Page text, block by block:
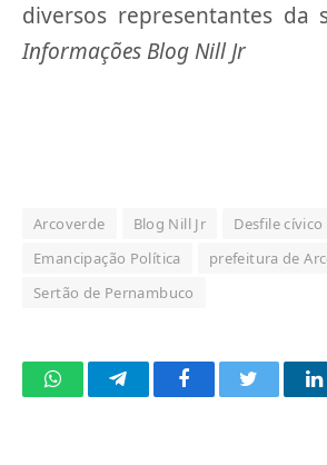
diversos representantes da
Informações Blog Nill Jr
Arcoverde Blog Nill Jr Desfile cívico
Emancipação Política
prefeitura de
Sertão de Pernambuco
WhatsAppTelegramFacebookTwitter